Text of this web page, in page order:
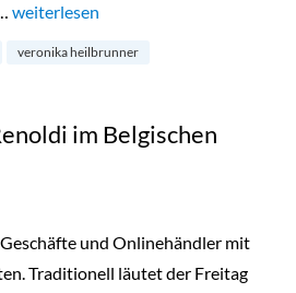
„Calling Gloria – Upcycling Projekt
weiterlesen
veronika heilbrunner
im Belgischen
und Onlinehändler mit
Traditionell läutet der Freitag